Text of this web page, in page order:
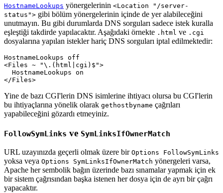
HostnameLookups yönergelerinin <Location "/server-
status"> gibi bölüm yönergelerinin içinde de yer alabileceğini
unutmayın. Bu gibi durumlarda DNS sorguları sadece istek kuralla
eşleştiği takdirde yapılacaktır. Aşağıdaki örnekte .html ve .cgi
dosyalarına yapılan istekler hariç DNS sorguları iptal edilmektedir:
HostnameLookups off
<Files ~ "\.(html|cgi)$">
  HostnameLookups on
</Files>
Yine de bazı CGI'lerin DNS isimlerine ihtiyacı olursa bu CGI'lerin
bu ihtiyaçlarına yönelik olarak gethostbyname çağrıları
yapabileceğini gözardı etmeyiniz.
FollowSymLinks ve SymLinksIfOwnerMatch
URL uzayınızda geçerli olmak üzere bir Options FollowSymLinks
yoksa veya Options SymLinksIfOwnerMatch yönergeleri varsa,
Apache her sembolik bağın üzerinde bazı sınamalar yapmak için ek
bir sistem çağrısından başka istenen her dosya için de ayrı bir çağrı
yapacaktır.